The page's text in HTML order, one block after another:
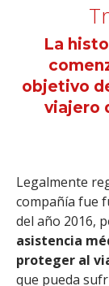
La
objetivo
viajero
Legalmente
compañía fue
del año 2016,
asistencia
proteger al
que pueda